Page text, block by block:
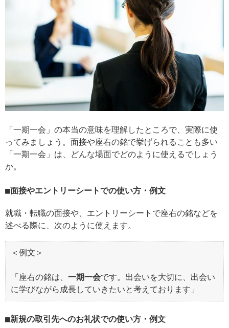
「一期一会」の本当の意味を理解したところで、実際に使
ってみましょう。面接や座右の銘で挙げられることも多い
「一期一会」は、どんな場面でどのように使えるでしょう
か。
面接やエントリーシートでの使い方・例文
就職・転職の面接や、エントリーシートで座右の銘などを
述べる際に、次のように使えます。
＜例文＞
「座右の銘は、 一期一会です。出会いを大切に、出会い
に学びながら成長していきたいと考えております」
新規の取引先へのお礼状での使い方・例文